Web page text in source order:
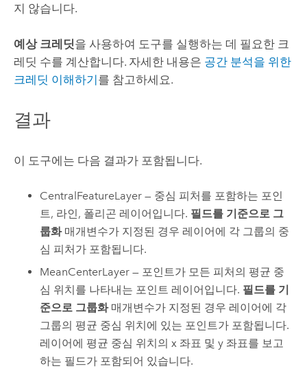
지 않습니다.
예상 크레딧을 사용하여 도구를 실행하는 데 필요한 크
레딧 수를 계산합니다. 자세한 내용은 공간 분석을 위한
크레딧 이해하기 를 참고하세요.
결과
이 도구에는 다음 결과가 포함됩니다.
CentralFeatureLayer — 중심 피처를 포함하는 포인
트, 라인, 폴리곤 레이어입니다. 필드를 기준으로 그
룹화매개변수가 지정된 경우 레이어에 각 그룹의 중
심 피처가 포함됩니다.
MeanCenterLayer — 포인트가 모든 피처의 평균 중
심 위치를 나타내는 포인트 레이어입니다. 필드를 기
준으로 그룹화매개변수가 지정된 경우 레이어에 각
그룹의 평균 중심 위치에 있는 포인트가 포함됩니다.
레이어에 평균 중심 위치의 x 좌표 및 y 좌표를 보고
하는 필드가 포함되어 있습니다.